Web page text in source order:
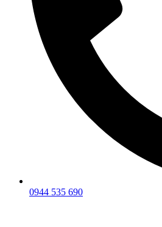
0944 535 690